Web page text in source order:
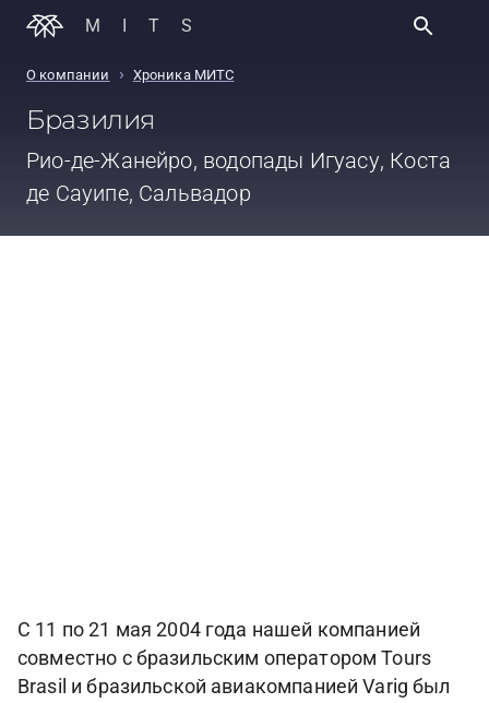
MITS
О компании › Хроника МИТС
Бразилия
Рио-де-Жанейро, водопады Игуасу, Коста
де Сауипе, Сальвадор
С 11 по 21 мая 2004 года нашей компанией
совместно с бразильским оператором Tours
Brasil и бразильской авиакомпанией Varig был